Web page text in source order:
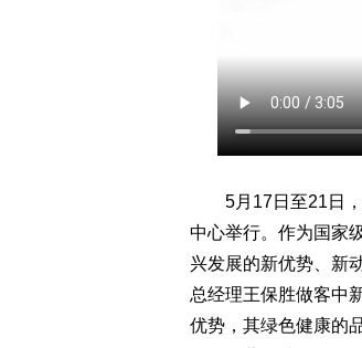
5月17日至21日，
中心举行。作为国家
兴发展的新优势、新
总经理王保胜做客中
优势，其绿色健康的